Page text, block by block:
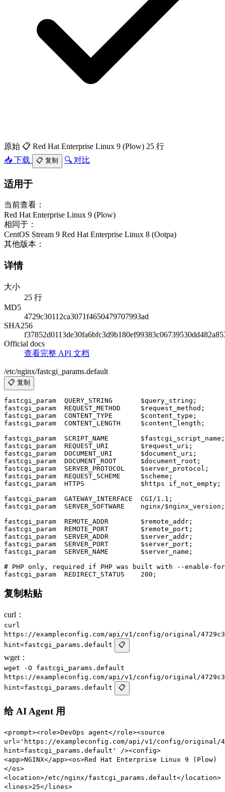
原始 📋 Red Hat Enterprise Linux 9 (Plow) 25 行
📥 下载
📋 复制 🔍 对比
适用于
当前查看：
Red Hat Enterprise Linux 9 (Plow)
相同于：
CentOS Stream 9 Red Hat Enterprise Linux 8 (Ootpa)
其他版本：
详情
大小
25 行
MD5
4729c30112ca3071f4650479707993ad
SHA256
Official docs
查看完整 API 文档
/etc/nginx/fastcgi_params.default
📋 复制
fastcgi_param  QUERY_STRING       $query_string;
fastcgi_param  REQUEST_METHOD     $request_method;
fastcgi_param  CONTENT_TYPE       $content_type;
fastcgi_param  CONTENT_LENGTH     $content_length;
fastcgi_param  SCRIPT_NAME        $fastcgi_script_name;
fastcgi_param  REQUEST_URI        $request_uri;
fastcgi_param  DOCUMENT_URI       $document_uri;
fastcgi_param  DOCUMENT_ROOT      $document_root;
fastcgi_param  SERVER_PROTOCOL    $server_protocol;
fastcgi_param  REQUEST_SCHEME     $scheme;
fastcgi_param  HTTPS              $https if_not_empty;
fastcgi_param  GATEWAY_INTERFACE  CGI/1.1;
fastcgi_param  SERVER_SOFTWARE    nginx/$nginx_version;
fastcgi_param  REMOTE_ADDR        $remote_addr;
fastcgi_param  REMOTE_PORT        $remote_port;
fastcgi_param  SERVER_ADDR        $server_addr;
fastcgi_param  SERVER_PORT        $server_port;
fastcgi_param  SERVER_NAME        $server_name;
# PHP only, required if PHP was built with --enable-
复制粘贴
curl：
curl
https://exampleconfig.com/api/v1/config/original/
hint=fastcgi_params.default
📋
wget：
wget -O fastcgi_params.default
https://exampleconfig.com/api/v1/config/original/
hint=fastcgi_params.default
📋
给 AI Agent 用
<prompt><role>DevOps agent</role><source
url='https://exampleconfig.com/api/v1/config/original/
hint=fastcgi_params.default' /><config>
<app>NGINX</app><os>Red Hat Enterprise Linux 9 (Plow)
</os>
<location>/etc/nginx/fastcgi_params.default</location>
<lines>25</lines>